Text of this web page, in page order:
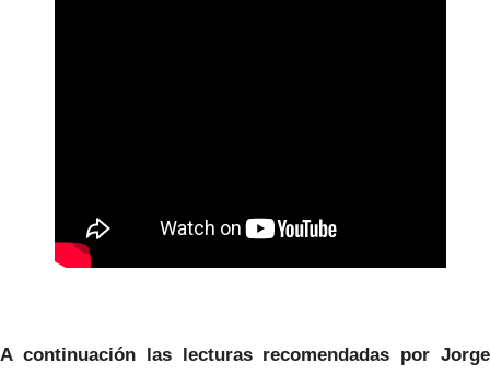
A continuación las lecturas recomendadas por Jorge